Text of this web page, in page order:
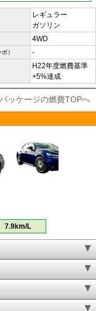
レギュラー
ガソリン
4WD
） -
H22年度燃費基準
+5%達成
ッケージの燃費TOPへ
7.9km/L